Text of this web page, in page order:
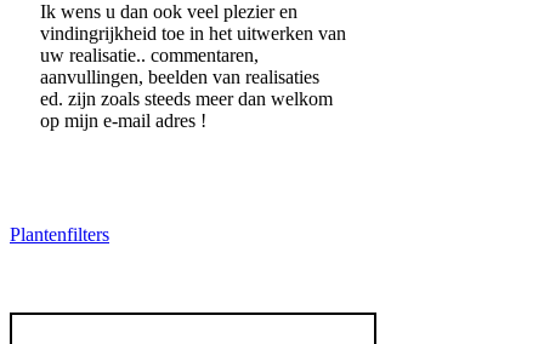
Ik wens u dan ook veel plezier en
vindingrijkheid toe in het uitwerken van
uw realisatie.. commentaren,
aanvullingen, beelden van realisaties
ed. zijn zoals steeds meer dan welkom
op mijn e-mail adres !
Plantenfilters